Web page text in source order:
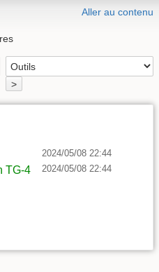
Aller au contenu
>
2024/05/08 22:44
TG-4 2024/05/08 22:44